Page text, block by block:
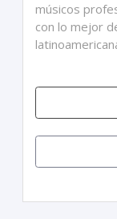
músicos
con lo mejor